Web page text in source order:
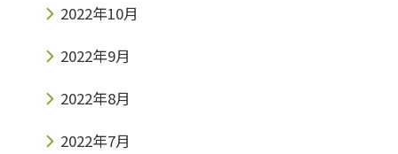
2022年10月
2022年9月
2022年8月
2022年7月